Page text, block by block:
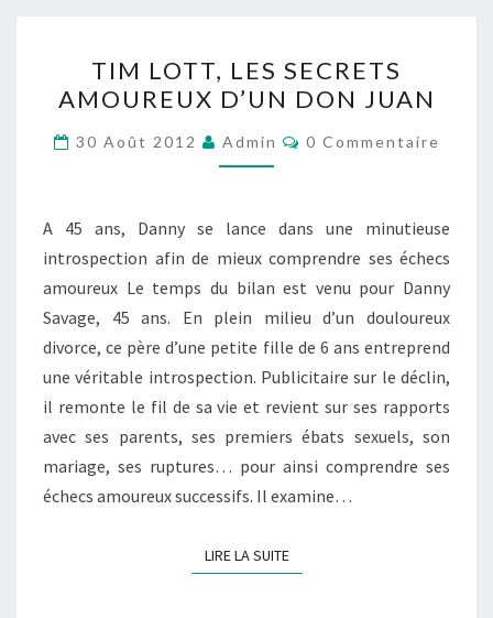
LOTT,
LES
SECRETS
AMOUREUX
DON
JUAN
TIM LOTT, LES SECRETS
AMOUREUX D’UN DON JUAN
30 Août 2012 Admin Commentaires
0 Commentaire
A 45 ans, Danny se lance dans une minutieuse
introspection afin de mieux comprendre ses échecs
amoureux Le temps du bilan est venu pour Danny
Savage, 45 ans. En plein milieu d’un douloureux
divorce, ce père d’une petite fille de 6 ans entreprend
une véritable introspection. Publicitaire sur le déclin,
il remonte le fil de sa vie et revient sur ses rapports
avec ses parents, ses premiers ébats sexuels, son
mariage, ses ruptures… pour ainsi comprendre ses
échecs amoureux successifs. Il examine…
LIRE LA SUITELIRE LA SUITE